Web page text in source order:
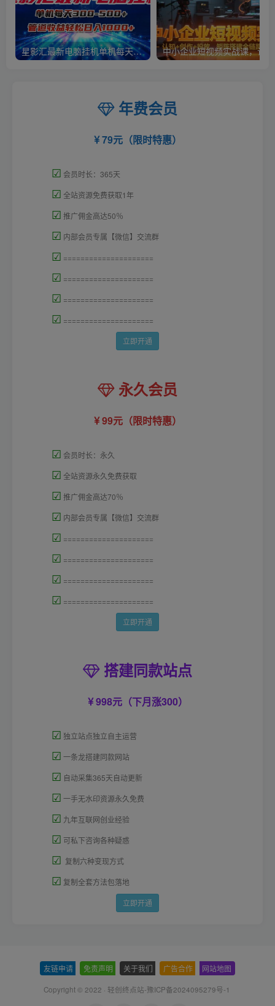
星影汇最新电脑挂机单机每天300+团队管道收益轻松日入1000+
年费会员
79元（限时特惠）
☑ 会员时长：365天
☑ 全站资源免费获取1年
☑ 推广佣金高达50％
☑ 内部会员专属【微信】交流群
☑ =====================
☑ =====================
☑ =====================
☑ =====================
立即开通
永久会员
99元（限时特惠）
☑ 会员时长：永久
☑ 全站资源永久免费获取
☑ 推广佣金高达70％
☑ 内部会员专属【微信】交流群
☑ =====================
☑ =====================
☑ =====================
☑ =====================
立即开通
搭建同款站点
998元（下月涨300）
☑ 独立站点独立自主运营
☑ 一条龙搭建同款网站
☑ 自动采集365天自动更新
☑ 一手无水印资源永久免费
☑ 九年互联网创业经验
☑ 可私下咨询各种疑惑
☑ 复制六种变现方式
☑ 复制全套方法包落地
立即开通
友链申请 免责声明 关于我们 广告合作 网站地图
Copyright © 2022 · 轻创终点站-豫ICP备2024095279号-1